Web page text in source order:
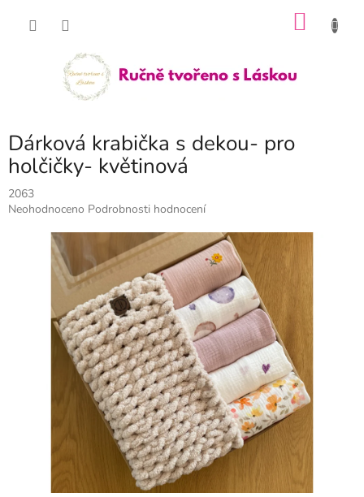
Dárková krabička s dekou- pro
holčičky- květinová
2063
Průměrné
produktu
hvězdiček.
Neohodnoceno Podrobnosti hodnocení